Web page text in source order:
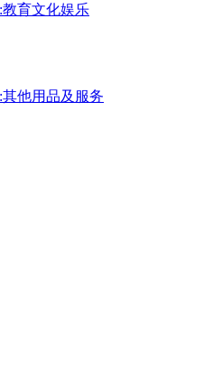
育文化娱乐
他用品及服务